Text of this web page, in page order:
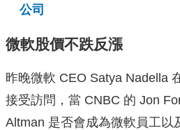
公司
微軟股價不跌反漲
昨晚微軟 CEO Satya Nadella
接受訪問，當 CNBC 的 Jon
Altman 是否會成為微軟員工以